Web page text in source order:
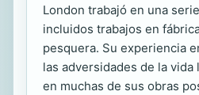
London trabajó en una
incluidos trabajos en
pesquera. Su experiencia
las adversidades de la
en muchas de sus obras